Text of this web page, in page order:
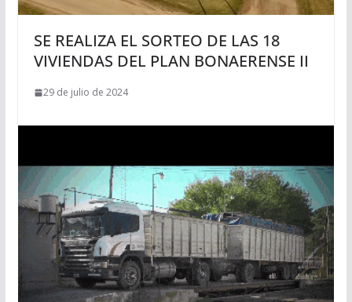
SE REALIZA EL SORTEO DE LAS 18
VIVIENDAS DEL PLAN BONAERENSE II
29 de julio de 2024